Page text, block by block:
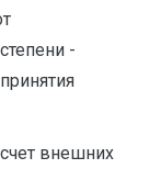
внешних